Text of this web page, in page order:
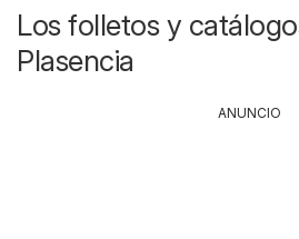
Los folletos y
Plasencia
ANUNCIO